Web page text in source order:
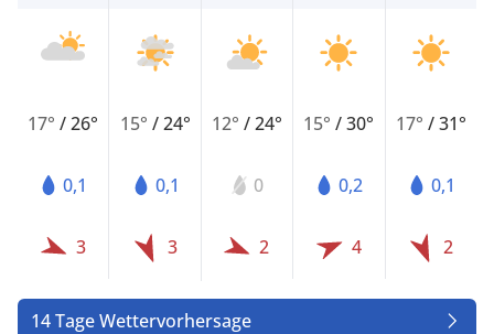
17°/26°
0,1
3
15° /24°
0,1
3
12° /24°
0
2
15°/30°
0,2
4
17° /31°
0,1
2
14 Tage Wettervorhersage